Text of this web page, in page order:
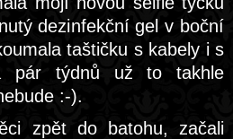
dezinfekční gel v boční
taštičku s kabely i s
pár týdnů už to takhle
:-).
zpět do batohu, začali